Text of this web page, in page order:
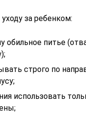
за ребенком:
обильное питье
строго по
использовать